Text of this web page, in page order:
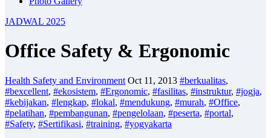
JADWAL 2025
Office Safety & Ergonomic
Health Safety and Environment Oct 11, 2013 #berkualitas,
#bexcellent, #ekosistem, #Ergonomic, #fasilitas, #instruktur, #jogja,
#kebijakan, #lengkap, #lokal, #mendukung, #murah, #Office,
#pelatihan, #pembangunan, #pengelolaan, #peserta, #portal,
#Safety, #Sertifikasi, #training, #yogyakarta